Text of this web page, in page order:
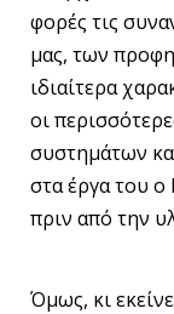
φορές τις
μας, των
ιδιαίτερα
οι
συστημάτων
στα έργα του ο
πριν από την
Όμως, κι